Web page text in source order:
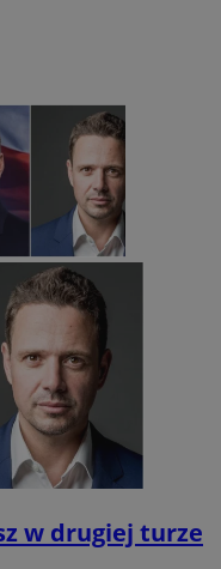
w drugiej turze